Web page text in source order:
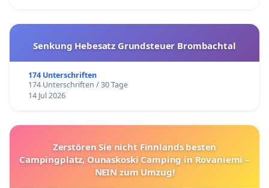
Senkung Hebesatz Grundsteuer Brombachtal
174 Unterschriften
174 Unterschriften / 30 Tage
14 Jul 2026
Zerstören Sie nicht Finnlands besten
Campingplatz, Ounaskoski Camping in Rovaniemi –
NEIN zum Umzug!